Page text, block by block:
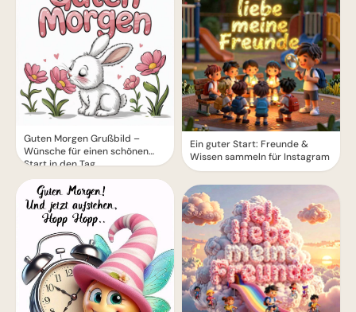
Guten Morgen Grußbild –
Wünsche für einen schönen
Start in den Tag
Ein guter Start: Freunde &
Wissen sammeln für Instagram